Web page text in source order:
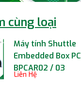
cùng loại
Máy tính Shuttle
Embedded Box PC
BPCAR02 / 03
Liên Hệ